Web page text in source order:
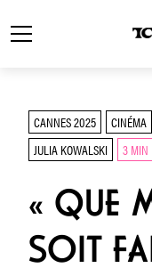
CANNES 2025 CINÉMA
JULIA KOWALSKI
3 MIN
« QUE
SOIT